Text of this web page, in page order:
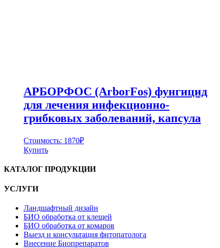
АРБОРФОС (ArborFos) фунгицид
для лечения инфекционно-
грибковых заболеваний, капсула
Стоимость: 1870₽
Купить
КАТАЛОГ ПРОДУКЦИИ
УСЛУГИ
Ландшафтный дизайн
БИО обработка от клещей
БИО обработка от комаров
Выезд и консультация фитопатолога
Внесение Биопрепаратов